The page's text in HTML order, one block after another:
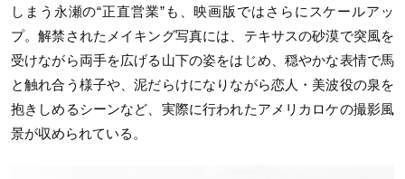
しまう永瀬の“正直営業”も、映画版ではさらにスケールアッ
プ。解禁されたメイキング写真には、テキサスの砂漠で突風を
受けながら両手を広げる山下の姿をはじめ、穏やかな表情で馬
と触れ合う様子や、泥だらけになりながら恋人・美波役の泉を
抱きしめるシーンなど、実際に行われたアメリカロケの撮影風
景が収められている。